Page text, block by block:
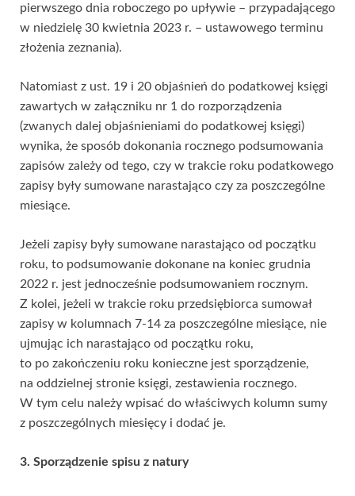
pierwszego dnia roboczego po upływie – przypadającego
w niedzielę 30 kwietnia 2023 r. – ustawowego terminu
złożenia zeznania).
Natomiast z ust. 19 i 20 objaśnień do podatkowej księgi
zawartych w załączniku nr 1 do rozporządzenia
(zwanych dalej objaśnieniami do podatkowej księgi)
wynika, że sposób dokonania rocznego podsumowania
zapisów zależy od tego, czy w trakcie roku podatkowego
zapisy były sumowane narastająco czy za poszczególne
miesiące.
Jeżeli zapisy były sumowane narastająco od początku
roku, to podsumowanie dokonane na koniec grudnia
2022 r. jest jednocześnie podsumowaniem rocznym.
Z kolei, jeżeli w trakcie roku przedsiębiorca sumował
zapisy w kolumnach 7-14 za poszczególne miesiące, nie
ujmując ich narastająco od początku roku,
to po zakończeniu roku konieczne jest sporządzenie,
na oddzielnej stronie księgi, zestawienia rocznego.
W tym celu należy wpisać do właściwych kolumn sumy
z poszczególnych miesięcy i dodać je.
3. Sporządzenie spisu z natury